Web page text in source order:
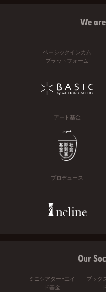
We
ベーシックインカム
プラットフォーム
アート基金
プロデュース
Our
ミニシアター・エイ
ド基金
ブック